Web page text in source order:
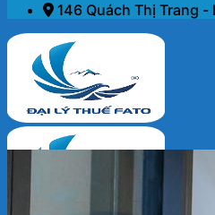
146 Quách Thị Trang -